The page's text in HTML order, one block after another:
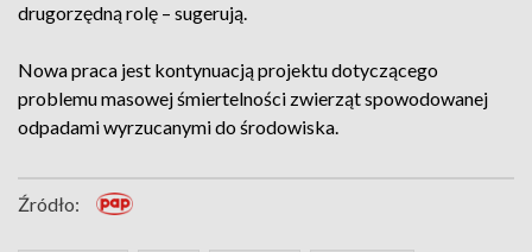
drugorzędną rolę – sugerują.
Nowa praca jest kontynuacją projektu dotyczącego
problemu masowej śmiertelności zwierząt spowodowanej
odpadami wyrzucanymi do środowiska.
Źródło: